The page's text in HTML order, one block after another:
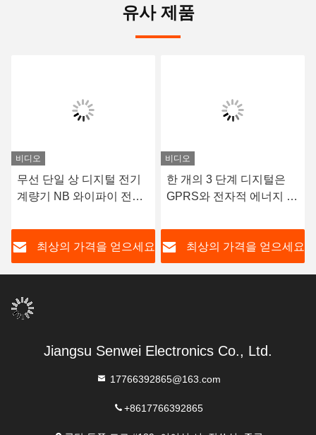
유사 제품
비디오
무선 단일 상 디지털 전기
계량기 NB 와이파이 전자
최상의 가격을 얻으세요
비디오
한 개의 3 단계 디지털은
GPRS와 전자적 에너지 계
선납했습니다
최상의 가격을 얻으세요
Jiangsu Senwei Electronics Co., Ltd.
17766392865@163.com
+8617766392865